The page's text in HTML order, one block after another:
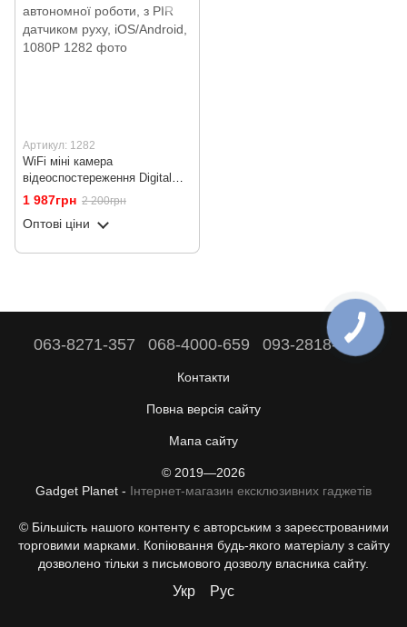
Артикул: 1282
WiFi міні камера
відеоспостереження Digital
Lion WD22, до 90 днів
автономної роботи, з PIR
датчиком руху, iOS/Android,
1 987грн 2 200грн
Оптові ціни
063-8271-357 068-4000-659 093-2818-808
Контакти
Повна версія сайту
Мапа сайту
© 2019—2026
Gadget Planet - Інтернет-магазин ексклюзивних гаджетів
© Більшість нашого контенту є авторським з зареєстрованими
торговими марками. Копіювання будь-якого матеріалу з сайту
дозволено тільки з письмового дозволу власника сайту.
Укр Рус